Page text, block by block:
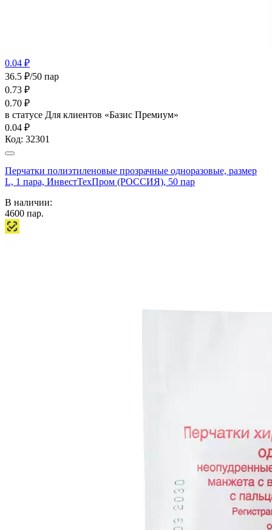
0.04 ₽
36.5 ₽/50 пар
0.73 ₽
0.70 ₽
в статусе Для клиентов «Базис Премиум»
0.04 ₽
Код: 32301
Перчатки полиэтиленовые прозрачные одноразовые, размер
L, 1 пара, ИнвестТехПром (РОССИЯ), 50 пар
В наличии:
4600 пар.